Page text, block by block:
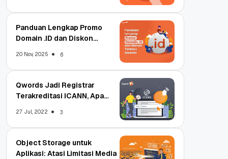
Panduan Lengkap Promo
Domain .ID dan Diskon
20 Nov, 2025 6
Qwords Jadi Registrar
Terakreditasi ICANN, Apa
27 Jul, 2022 3
Object Storage untuk
Aplikasi: Atasi Limitasi Media